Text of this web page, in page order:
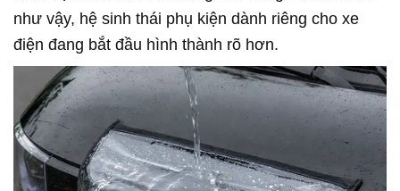
như vậy, hệ sinh thái phụ kiện dành riêng cho xe
điện đang bắt đầu hình thành rõ hơn.